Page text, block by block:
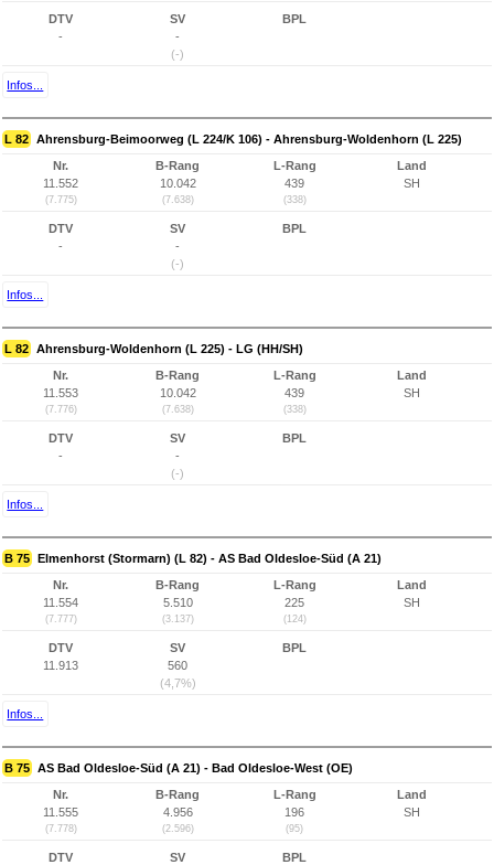
DTV
-
SV
-
(-)
BPL
Infos...
L 82 Ahrensburg-Beimoorweg (L 224/K 106) - Ahrensburg-Woldenhorn (L 225)
Nr.
11.552
(7.775)
B-Rang
10.042
(7.638)
L-Rang
439
(338)
Land
SH
DTV
-
SV
-
(-)
BPL
Infos...
L 82 Ahrensburg-Woldenhorn (L 225) - LG (HH/SH)
Nr.
11.553
(7.776)
B-Rang
10.042
(7.638)
L-Rang
439
(338)
Land
SH
DTV
-
SV
-
(-)
BPL
Infos...
B 75 Elmenhorst (Stormarn) (L 82) - AS Bad Oldesloe-Süd (A 21)
Nr.
11.554
(7.777)
B-Rang
5.510
(3.137)
L-Rang
225
(124)
Land
SH
DTV
11.913
SV
560
(4,7%)
BPL
Infos...
B 75 AS Bad Oldesloe-Süd (A 21) - Bad Oldesloe-West (OE)
Nr.
11.555
(7.778)
B-Rang
4.956
(2.596)
L-Rang
196
(95)
Land
SH
DTV
SV
BPL